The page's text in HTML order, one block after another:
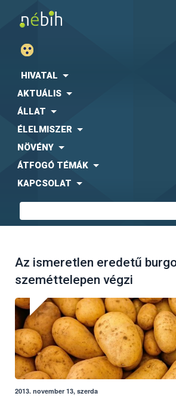
HIVATAL
AKTUÁLIS
ÁLLAT
ÉLELMISZER
NÖVÉNY
ÁTFOGÓ TÉMÁK
KAPCSOLAT
Az ismeretlen eredetű
szeméttelepen végzi
2013. november 13, szerda